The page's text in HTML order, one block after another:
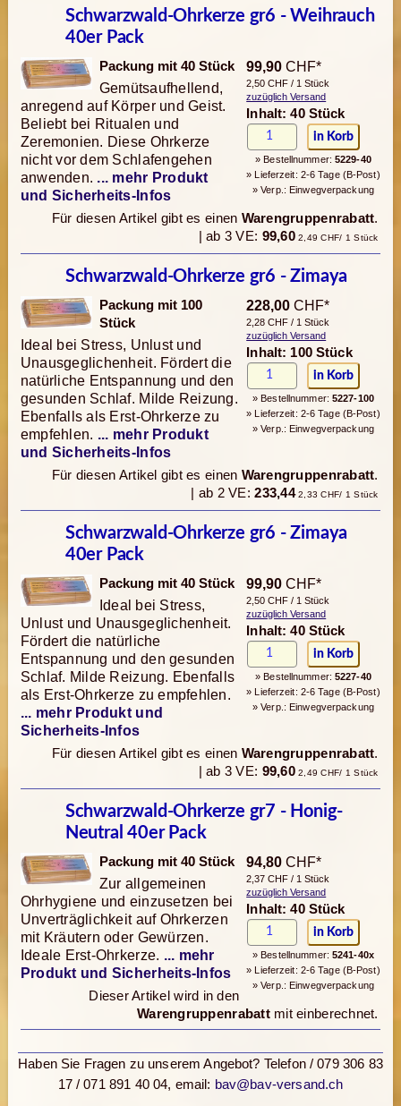
Schwarzwald-Ohrkerze gr6 - Weihrauch
40er Pack
99,90 CHF*
2,50 CHF / 1 Stück
zuzüglich Versand
Inhalt: 40 Stück
» Bestellnummer:5229-40
» Lieferzeit: 2-6 Tage (B-Post)
» Verp.: Einwegverpackung
Packung mit 40 Stück
Gemütsaufhellend,
anregend auf Körper und Geist.
Beliebt bei Ritualen und
Zeremonien. Diese Ohrkerze
nicht vor dem Schlafengehen
anwenden. ... mehr Produkt
und Sicherheits-Infos
Für diesen Artikel gibt es einen Warengruppenrabatt.
| ab 3 VE: 99,602,49 CHF/ 1 Stück
Schwarzwald-Ohrkerze gr6 - Zimaya
228,00 CHF*
2,28 CHF / 1 Stück
zuzüglich Versand
Inhalt: 100 Stück
» Bestellnummer: 5227-100
» Lieferzeit: 2-6 Tage (B-Post)
» Verp.: Einwegverpackung
Packung mit 100
Stück
Ideal bei Stress, Unlust und
Unausgeglichenheit. Fördert die
natürliche Entspannung und den
gesunden Schlaf. Milde Reizung.
Ebenfalls als Erst-Ohrkerze zu
empfehlen. ... mehr Produkt
und Sicherheits-Infos
Für diesen Artikel gibt es einen Warengruppenrabatt.
| ab 2 VE:233,442,33 CHF/ 1 Stück
Schwarzwald-Ohrkerze gr6 - Zimaya
40er Pack
99,90 CHF*
2,50 CHF / 1 Stück
zuzüglich Versand
Inhalt: 40 Stück
» Bestellnummer:5227-40
» Lieferzeit: 2-6 Tage (B-Post)
» Verp.: Einwegverpackung
Packung mit 40 Stück
Ideal bei Stress,
Unlust und Unausgeglichenheit.
Fördert die natürliche
Entspannung und den gesunden
Schlaf. Milde Reizung. Ebenfalls
als Erst-Ohrkerze zu empfehlen.
... mehr Produkt und
Sicherheits-Infos
Für diesen Artikel gibt es einen Warengruppenrabatt.
| ab 3 VE: 99,602,49 CHF/ 1 Stück
Schwarzwald-Ohrkerze gr7 - Honig-
Neutral 40er Pack
94,80 CHF*
2,37 CHF / 1 Stück
zuzüglich Versand
Inhalt: 40 Stück
» Bestellnummer: 5241-40x
» Lieferzeit: 2-6 Tage (B-Post)
» Verp.: Einwegverpackung
Packung mit 40 Stück
Zur allgemeinen
Ohrhygiene und einzusetzen bei
Unverträglichkeit auf Ohrkerzen
mit Kräutern oder Gewürzen.
Ideale Erst-Ohrkerze. ... mehr
Produkt und Sicherheits-Infos
Dieser Artikel wird in den
Warengruppenrabattmit einberechnet.
Haben Sie Fragen zu unserem Angebot? Telefon / 079 306 83
17 / 071 891 40 04, email: bav@bav-versand.ch